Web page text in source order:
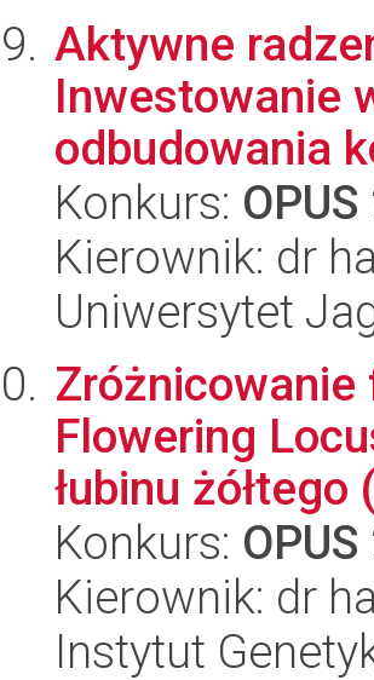
Aktywne
Inwestowanie
odbudowania
Konkurs: OPUS
Kierownik: dr
Uniwersytet
Flowering
łubinu
Konkurs: OPUS
Kierownik: dr
Instytut